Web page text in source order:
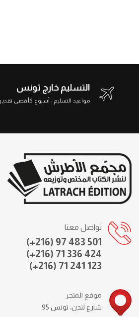
التسليم خارج تونس
مواعيد التسليم : أسبوع كأقصى تقدير
تواصل معنا
(+216) 97 483 501
(+216) 71 336 424
(+216) 71 241 123
موقع المتجر
95 شارع لندن، تونس